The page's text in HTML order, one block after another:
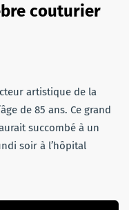
couturier
artistique de la
de 85 ans. Ce grand
succombé à un
soir à l’hôpital